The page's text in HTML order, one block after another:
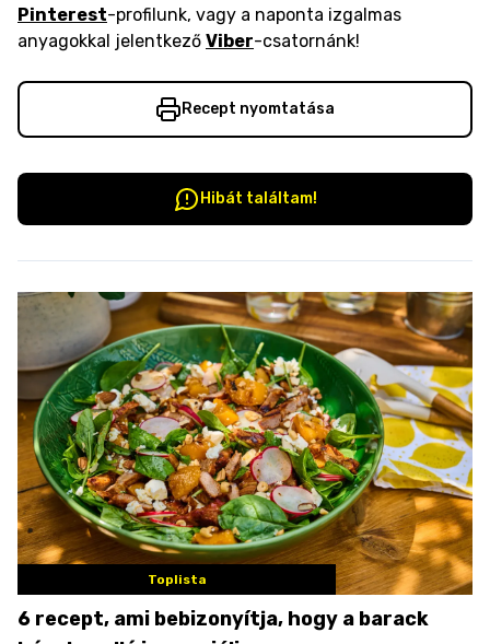
Pinterest-profilunk, vagy a naponta izgalmas
anyagokkal jelentkező Viber-csatornánk!
Recept nyomtatása
Hibát találtam!
Toplista
6 recept, ami bebizonyítja, hogy a barack